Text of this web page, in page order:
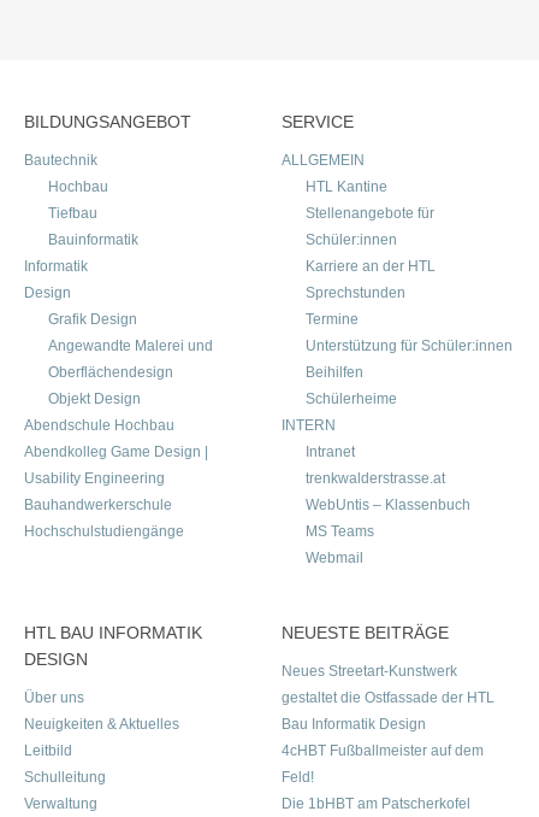
BILDUNGSANGEBOT
Bautechnik
Hochbau
Tiefbau
Bauinformatik
Informatik
Design
Grafik Design
Angewandte Malerei und
Oberflächendesign
Objekt Design
Abendschule Hochbau
Abendkolleg Game Design |
Usability Engineering
Bauhandwerkerschule
Hochschulstudiengänge
SERVICE
ALLGEMEIN
HTL Kantine
Stellenangebote für
Schüler:innen
Karriere an der HTL
Sprechstunden
Termine
Unterstützung für Schüler:innen
Beihilfen
Schülerheime
INTERN
Intranet
trenkwalderstrasse.at
WebUntis – Klassenbuch
MS Teams
Webmail
HTL BAU INFORMATIK
DESIGN
Über uns
Neuigkeiten & Aktuelles
Leitbild
Schulleitung
Verwaltung
NEUESTE BEITRÄGE
Neues Streetart-Kunstwerk
gestaltet die Ostfassade der HTL
Bau Informatik Design
4cHBT Fußballmeister auf dem
Feld!
Die 1bHBT am Patscherkofel